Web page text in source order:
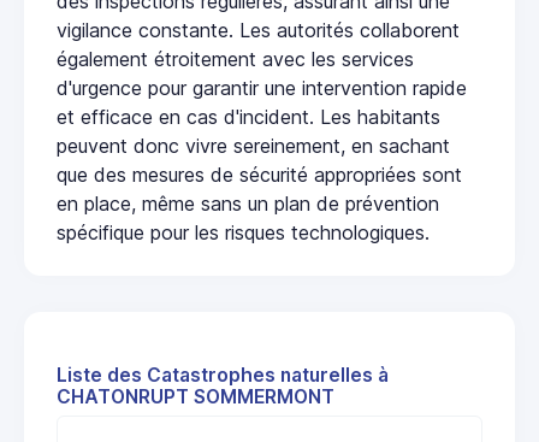
vigilance constante. Les autorités collaborent
également étroitement avec les services
d'urgence pour garantir une intervention rapide
et efficace en cas d'incident. Les habitants
peuvent donc vivre sereinement, en sachant
que des mesures de sécurité appropriées sont
en place, même sans un plan de prévention
spécifique pour les risques technologiques.
Liste des Catastrophes naturelles à
CHATONRUPT SOMMERMONT